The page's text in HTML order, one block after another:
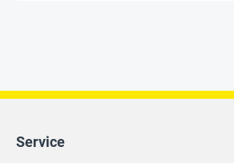
Service